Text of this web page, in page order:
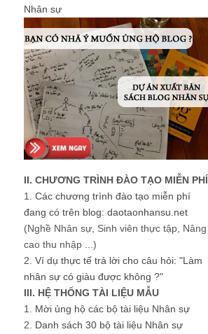
Nhân sự
II. CHƯƠNG TRÌNH ĐÀO TẠO MIỄN PHÍ
1. Các chương trình đào tạo miễn phí
đang có trên blog: daotaonhansu.net
(Nghề Nhân sự, Sinh viên thực tập, Nâng
cao thu nhập ...)
2. Ví dụ thực tế trả lời cho câu hỏi: "Làm
nhân sự có giàu được không ?"
III. HỆ THỐNG TÀI LIỆU MẪU
1. Mời ủng hộ các bộ tài liệu Nhân sự
2. Danh sách 30 bộ tài liệu Nhân sự